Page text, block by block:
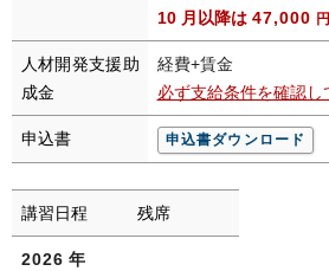
10 月以降は 47,000
人材開発支援助
成金
経費+賃金
必ず支給条件を確認し
申込書 申込書ダウンロード
講習日程 残席
2026 年